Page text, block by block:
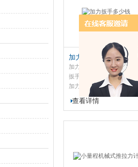
加力扳手多少钱
加力扳手多少钱：想买加力
扳手不知道多少钱，不了解
加力扳手的相关配置，到恒
刚来。上海恒刚生产的
SGBZQ加力扳手可输出扭矩
查看详情